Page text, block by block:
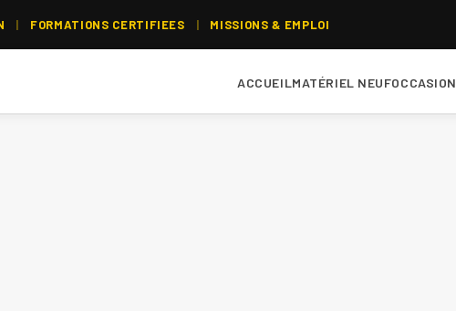
| FORMATIONS CERTIFIEES | MISSIONS & EMPLOI
ACCUEILMATÉRIEL NEUFOCCASION